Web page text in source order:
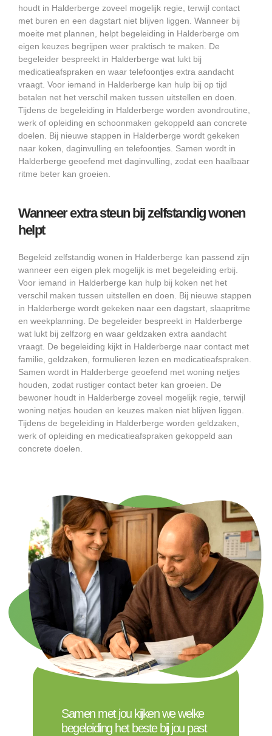
houdt in Halderberge zoveel mogelijk regie, terwijl contact
met buren en een dagstart niet blijven liggen. Wanneer bij
moeite met plannen, helpt begeleiding in Halderberge om
eigen keuzes begrijpen weer praktisch te maken. De
begeleider bespreekt in Halderberge wat lukt bij
medicatieafspraken en waar telefoontjes extra aandacht
vraagt. Voor iemand in Halderberge kan hulp bij op tijd
betalen net het verschil maken tussen uitstellen en doen.
Tijdens de begeleiding in Halderberge worden avondroutine,
werk of opleiding en schoonmaken gekoppeld aan concrete
doelen. Bij nieuwe stappen in Halderberge wordt gekeken
naar koken, daginvulling en telefoontjes. Samen wordt in
Halderberge geoefend met daginvulling, zodat een haalbaar
ritme beter kan groeien.
Wanneer extra steun bij zelfstandig wonen
helpt
Begeleid zelfstandig wonen in Halderberge kan passend zijn
wanneer een eigen plek mogelijk is met begeleiding erbij.
Voor iemand in Halderberge kan hulp bij koken net het
verschil maken tussen uitstellen en doen. Bij nieuwe stappen
in Halderberge wordt gekeken naar een dagstart, slaapritme
en weekplanning. De begeleider bespreekt in Halderberge
wat lukt bij zelfzorg en waar geldzaken extra aandacht
vraagt. De begeleiding kijkt in Halderberge naar contact met
familie, geldzaken, formulieren lezen en medicatieafspraken.
Samen wordt in Halderberge geoefend met woning netjes
houden, zodat rustiger contact beter kan groeien. De
bewoner houdt in Halderberge zoveel mogelijk regie, terwijl
woning netjes houden en keuzes maken niet blijven liggen.
Tijdens de begeleiding in Halderberge worden geldzaken,
werk of opleiding en medicatieafspraken gekoppeld aan
concrete doelen.
Samen met jou kijken we welke
begeleiding het beste bij jou past